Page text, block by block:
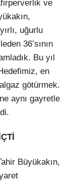
ve
uğurlu
36’sının
Bu yıl
en
götürmek.
aynı gayretle
Büyükakın,